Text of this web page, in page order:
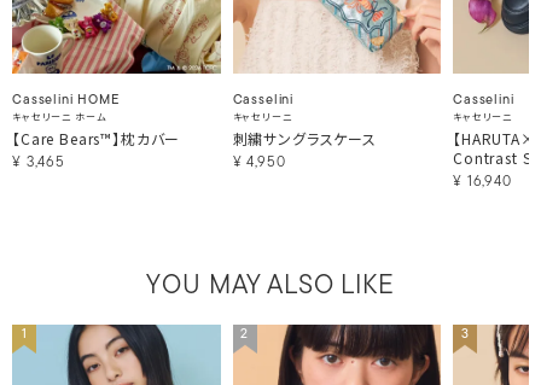
Casselini HOME
キャセリーニ ホーム
【Care Bears™】枕カバー
¥ 3,465
Casselini
キャセリーニ
刺繍サングラスケース
¥ 4,950
Casselini
キャセリーニ
【
Contrast
¥ 16,940
YOU MAY ALSO LIKE
1 2 3